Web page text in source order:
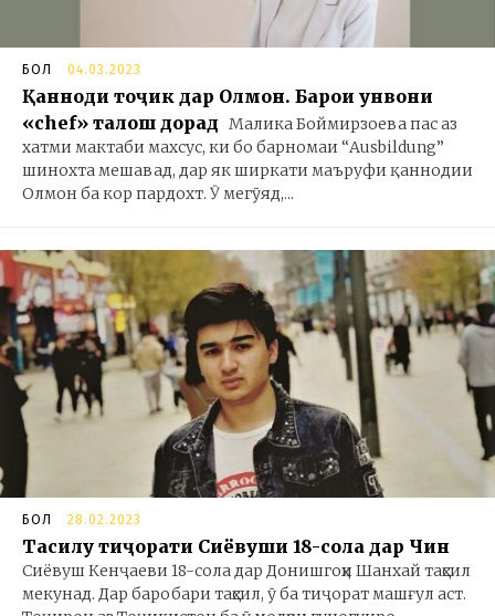
БОЛ 04.03.2023
Қанноди тоҷик дар Олмон. Барои унвони
«chef» талош дорад Малика Боймирзоева пас аз
хатми мактаби махсус, ки бо барномаи “Ausbildung”
шинохта мешавад, дар як ширкати маъруфи қаннодии
Олмон ба кор пардохт. Ӯ мегӯяд,...
БОЛ 28.02.2023
Таҳсилу тиҷорати Сиёвуши 18-сола дар Чин
Сиёвуш Кенҷаеви 18-сола дар Донишгоҳи Шанхай таҳсил
мекунад. Дар баробари таҳсил, ӯ ба тиҷорат машғул аст.